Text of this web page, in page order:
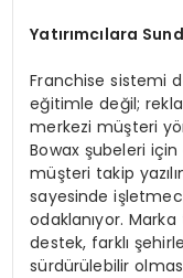
Yatırımcılara
Franchise sistemi
eğitimle değil;
merkezi müşteri
Bowax şubeleri
müşteri takip
sayesinde
odaklanıyor.
destek, farklı
sürdürülebilir